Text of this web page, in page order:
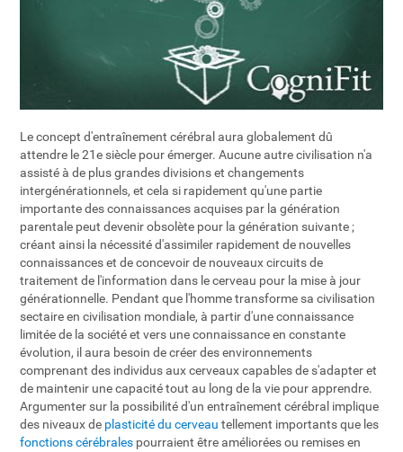
Le concept d'entraînement cérébral aura globalement dû
attendre le 21e siècle pour émerger. Aucune autre civilisation n'a
assisté à de plus grandes divisions et changements
intergénérationnels, et cela si rapidement qu'une partie
importante des connaissances acquises par la génération
parentale peut devenir obsolète pour la génération suivante ;
créant ainsi la nécessité d'assimiler rapidement de nouvelles
connaissances et de concevoir de nouveaux circuits de
traitement de l'information dans le cerveau pour la mise à jour
générationnelle. Pendant que l'homme transforme sa civilisation
sectaire en civilisation mondiale, à partir d'une connaissance
limitée de la société et vers une connaissance en constante
évolution, il aura besoin de créer des environnements
comprenant des individus aux cerveaux capables de s'adapter et
de maintenir une capacité tout au long de la vie pour apprendre.
Argumenter sur la possibilité d'un entraînement cérébral implique
des niveaux de plasticité du cerveau tellement importants que les
fonctions cérébrales pourraient être améliorées ou remises en